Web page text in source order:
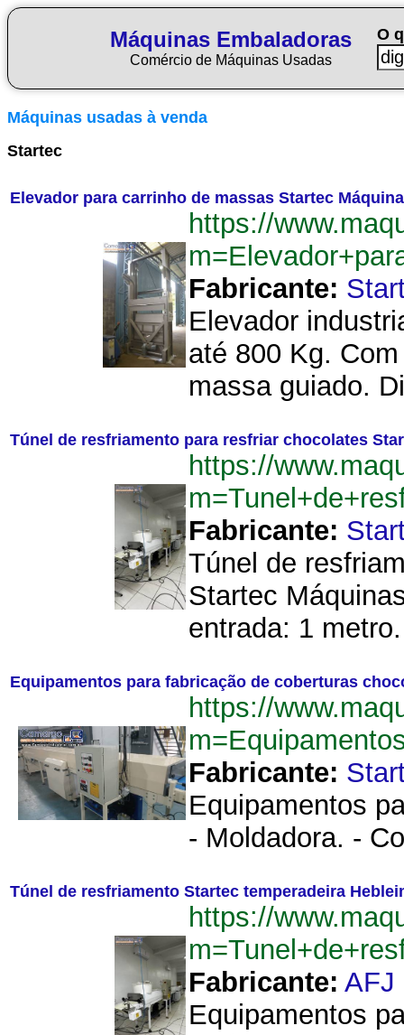
Máquinas Embaladoras
Comércio de Máquinas Usadas
O
Máquinas usadas à venda
Startec
Elevador para carrinho de massas Startec
https://
Fabricante:
Elevador
até 800 Kg.
massa guiado.
Túnel de resfriamento para resfriar chocolates
https://
Fabricante:
Túnel de
Startec
entrada: 1
Equipamentos para fabricação de coberturas
https://
Fabricante:
Equipamentos
- Moldadora. -
Túnel de resfriamento Startec temperadeira
https://
Fabricante: AFJ
Equipamentos